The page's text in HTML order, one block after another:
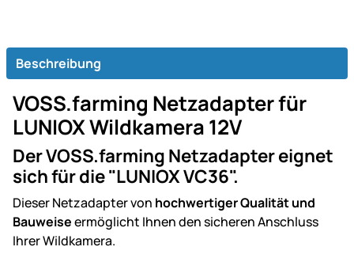
Beschreibung
VOSS.farming Netzadapter für
LUNIOX Wildkamera 12V
Der VOSS.farming Netzadapter eignet
sich für die "LUNIOX VC36".
Dieser Netzadapter von hochwertiger Qualität und
Bauweiseermöglicht Ihnen den sicheren Anschluss
Ihrer Wildkamera.